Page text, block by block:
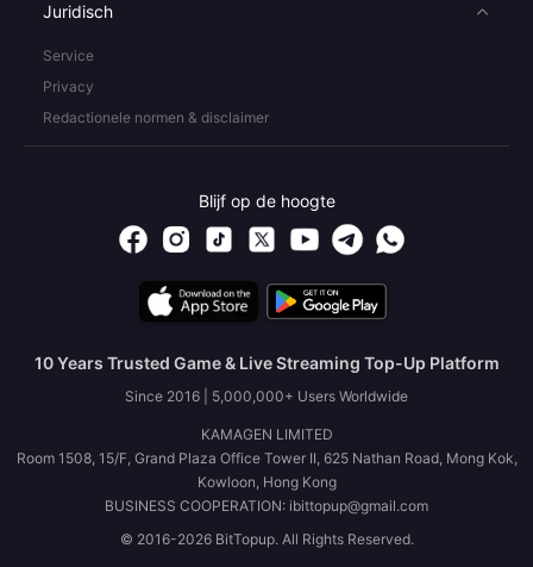
Juridisch
Service
Privacy
Redactionele normen & disclaimer
Blijf op de hoogte
10 Years Trusted Game & Live Streaming Top-Up Platform
Since 2016 | 5,000,000+ Users Worldwide
KAMAGEN LIMITED
Room 1508, 15/F, Grand Plaza Office Tower II, 625 Nathan Road, Mong Kok,
Kowloon, Hong Kong
BUSINESS COOPERATION: ibittopup@gmail.com
© 2016-2026 BitTopup. All Rights Reserved.